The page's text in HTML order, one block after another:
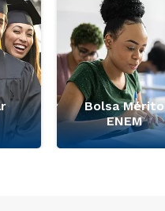
Bolsa Mérito
ENEM